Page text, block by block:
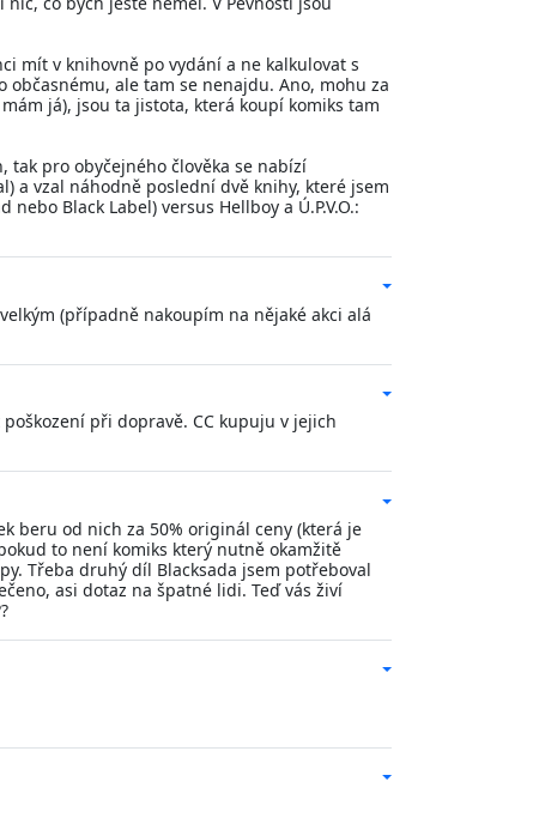
mít v knihovně po vydání a ne kalkulovat s
ale tam se nenajdu. Ano, mohu za
já), jsou ta jistota, která koupí komiks tam
pro obyčejného člověka se nabízí
a vzal náhodně poslední dvě knihy, které jsem
Black Label) versus Hellboy a Ú.P.V.O.:
(případně nakoupím na nějaké akci alá
při dopravě. CC kupuju v jejich
beru od nich za 50% originál ceny (která je
to není komiks který nutně okamžitě
Třeba druhý díl Blacksada jsem potřeboval
asi dotaz na špatné lidi. Teď vás živí